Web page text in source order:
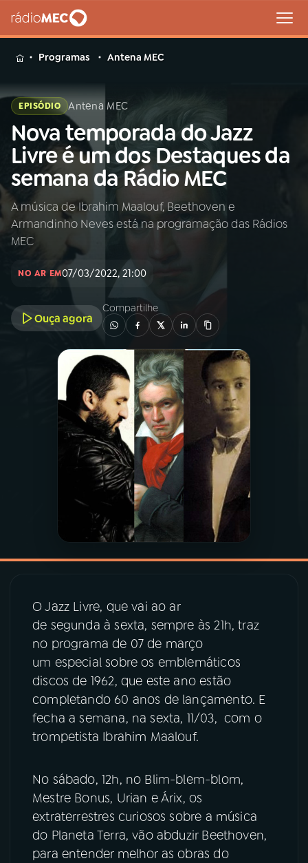
MENU
Buscar
na
Rádio
MEC
Buscar
Início AO VIVO
INÍCIO
PROGRAMAS
PODCASTS
VIDEOCASTS
ACOMPANHE A RÁDIO MEC
YouTube Facebook
Instagram X
TikTok
Programas Antena MEC
EPISÓDIO Antena MEC
Nova temporada do Jazz
Livre é um dos Destaques da
semana da Rádio MEC
A música de Ibrahim Maalouf, Beethoven e
Armandinho Neves está na programação das Rádios
MEC
NO AR EM07/03/2022, 21:00
Ouça agora
Compartilhe
O Jazz Livre, que vai ao ar
de segunda à sexta, sempre às 21h, traz
no programa de 07 de março
um especial sobre os emblemáticos
discos de 1962, que este ano estão
completando 60 anos de lançamento. E
fecha a semana, na sexta, 11/03, com o
trompetista Ibrahim Maalouf.
No sábado, 12h, no Blim-blem-blom,
Mestre Bonus, Urian e Árix, os
extraterrestres curiosos sobre a música
do Planeta Terra, vão abduzir Beethoven,
para entender melhor as obras do